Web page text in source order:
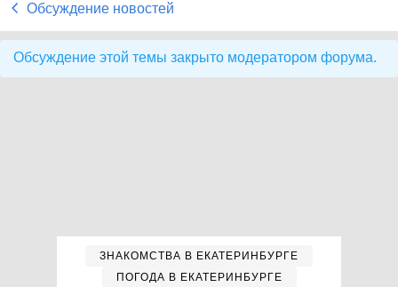
Обсуждение новостей
Обсуждение этой темы закрыто модератором форума.
ЗНАКОМСТВА В ЕКАТЕРИНБУРГЕ
ПОГОДА В ЕКАТЕРИНБУРГЕ